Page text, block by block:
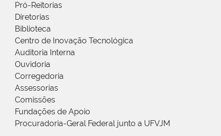
Pró-Reitorias
Diretorias
Biblioteca
Centro de Inovação Tecnológica
Auditoria Interna
Ouvidoria
Corregedoria
Assessorias
Comissões
Fundações de Apoio
Procuradoria-Geral Federal junto a UFVJM